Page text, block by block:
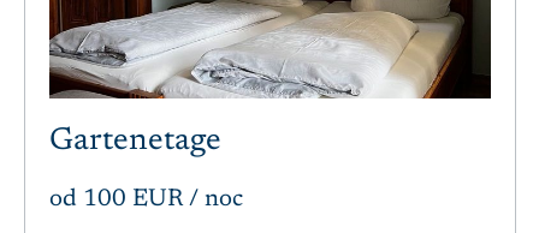
Gartenetage
od 100 EUR/ noc